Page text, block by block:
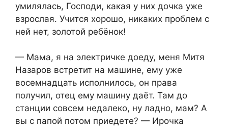
умилялась, Господи, какая у них дочка уже
взрослая. Учится хорошо, никаких проблем с
ней нет, золотой ребёнок!
— Мама, я на электричке доеду, меня Митя
Назаров встретит на машине, ему уже
восемнадцать исполнилось, он права
получил, отец ему машину даёт. Там до
станции совсем недалеко, ну ладно, мам? А
вы с папой потом приедете? — Ирочка